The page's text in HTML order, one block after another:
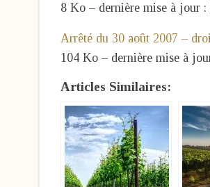
8 Ko – dernière mise à jour :
Arrêté du 30 août 2007 –
104 Ko – dernière mise à
Articles Similaires: